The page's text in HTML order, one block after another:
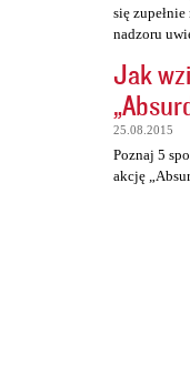
się
nadzoru
Jak
25.08.2015
Poznaj 5
akcję